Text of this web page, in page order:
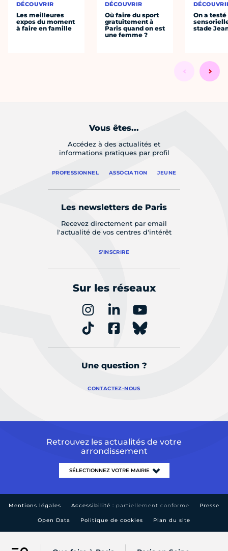
DÉCOUVRIR
Les meilleures
expos du moment
à faire en famille
DÉCOUVRIR
Où faire du sport
gratuitement à
Paris quand on est
une femme ?
On a
stade
Vous êtes...
Accédez à des actualités et
informations pratiques par profil
PROFESSIONNEL ASSOCIATION JEUNE
Les newsletters de Paris
Recevez directement par email
l'actualité de vos centres d'intérêt
S'INSCRIRE
Sur les réseaux
Une question ?
CONTACTEZ-NOUS
Retrouvez les actualités de votre
arrondissement
Mentions légales Accessibilité : partiellement conforme Presse
Open Data Politique de cookies Plan du site